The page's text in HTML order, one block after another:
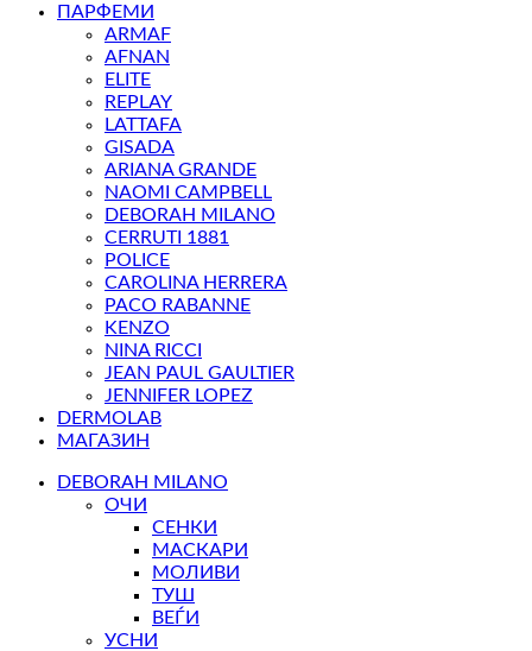
ПАРФЕМИ
ARMAF
AFNAN
ELITE
REPLAY
LATTAFA
GISADA
ARIANA GRANDE
NAOMI CAMPBELL
DEBORAH MILANO
CERRUTI 1881
POLICE
CAROLINA HERRERA
PACO RABANNE
KENZO
NINA RICCI
JEAN PAUL GAULTIER
JENNIFER LOPEZ
DERMOLAB
МАГАЗИН
DEBORAH MILANO
ОЧИ
СЕНКИ
МАСКАРИ
МОЛИВИ
ТУШ
ВЕЃИ
УСНИ